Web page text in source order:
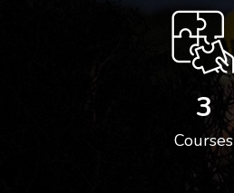
3
Courses